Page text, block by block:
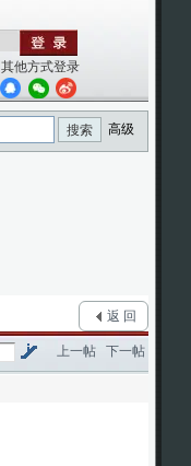
其他方式登录
搜索 高级
返 回
上一帖 下一帖